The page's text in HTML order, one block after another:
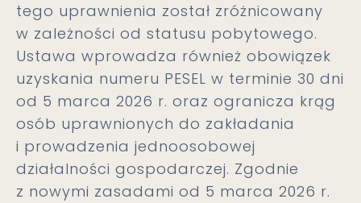
tego uprawnienia został zróżnicowany
w zależności od statusu pobytowego.
Ustawa wprowadza również obowiązek
uzyskania numeru PESEL w terminie 30 dni
od 5 marca 2026 r. oraz ogranicza krąg
osób uprawnionych do zakładania
i prowadzenia jednoosobowej
działalności gospodarczej. Zgodnie
z nowymi zasadami od 5 marca 2026 r.